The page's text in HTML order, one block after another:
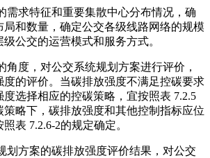
需求特征和重要集散中心分布情况，确
局和数量，确定公交各级线路网络的规模
公交的运营模式和服务方式。
角度，对公交系统规划方案进行评价，
度的评价。当碳排放强度不满足控碳要求
选择相应的控碳策略，宜按照表 7.2.5
略下，碳排放强度和其他控制指标应位
表 7.2.6-2的规定确定。
划方案的碳排放强度评价结果，对公交